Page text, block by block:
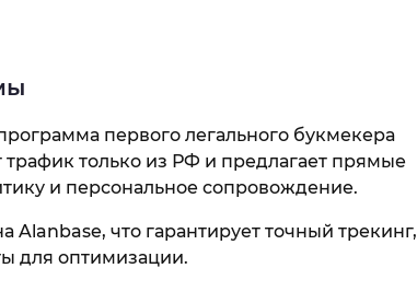
первого легального букмекера
только из РФ и предлагает прямые
и персональное сопровождение.
Alanbase, что гарантирует точный трекинг,
для оптимизации.